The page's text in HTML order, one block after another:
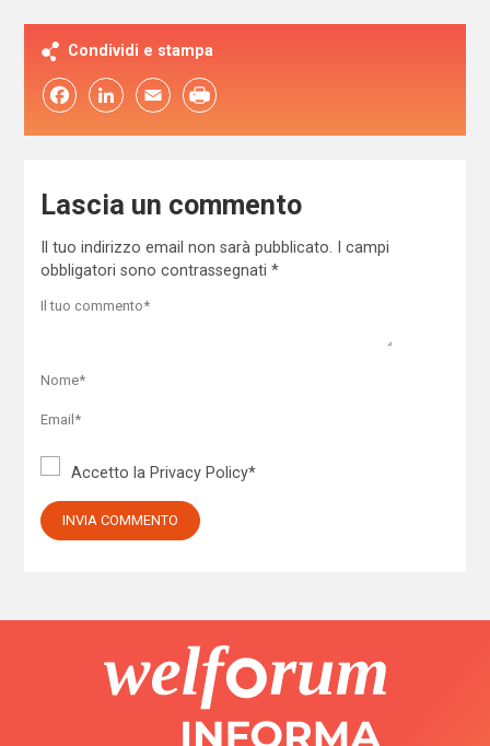
Condividi e stampa
FacebookLinkedIn Email
Lascia un commento
Il tuo indirizzo email non sarà pubblicato.
I campi
obbligatori sono contrassegnati *
Accetto la Privacy Policy*